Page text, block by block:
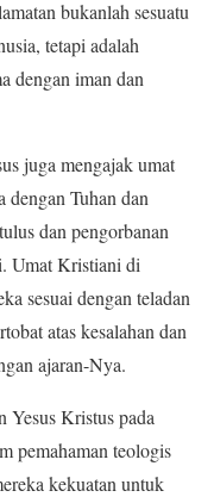
bukanlah sesuatu
tetapi adalah
dengan iman dan
juga mengajak umat
Tuhan dan
dan pengorbanan
Umat Kristiani di
sesuai dengan teladan
atas kesalahan dan
ajaran-Nya.
Yesus Kristus pada
pemahaman teologis
kekuatan untuk